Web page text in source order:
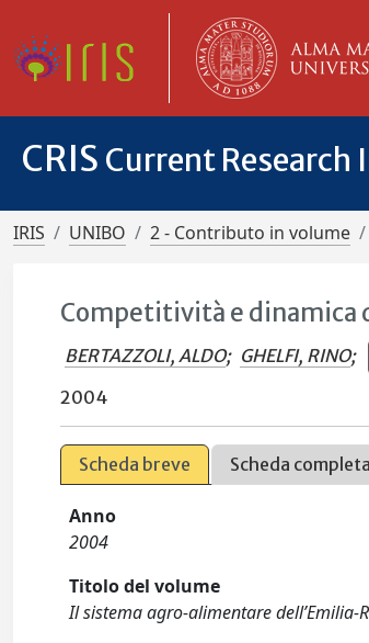
CRIS Current
IRIS UNIBO 2 - Contributo in volume
Competitività e dinamica
BERTAZZOLI, ALDO; GHELFI, RINO;
2004
Scheda breve Scheda completa
Anno
2004
Titolo del volume
Il sistema agro-alimentare dell’Emilia-